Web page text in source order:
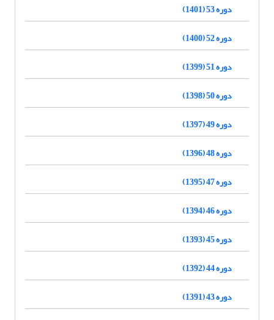
دوره 53 (1401)
دوره 52 (1400)
دوره 51 (1399)
دوره 50 (1398)
دوره 49 (1397)
دوره 48 (1396)
دوره 47 (1395)
دوره 46 (1394)
دوره 45 (1393)
دوره 44 (1392)
دوره 43 (1391)